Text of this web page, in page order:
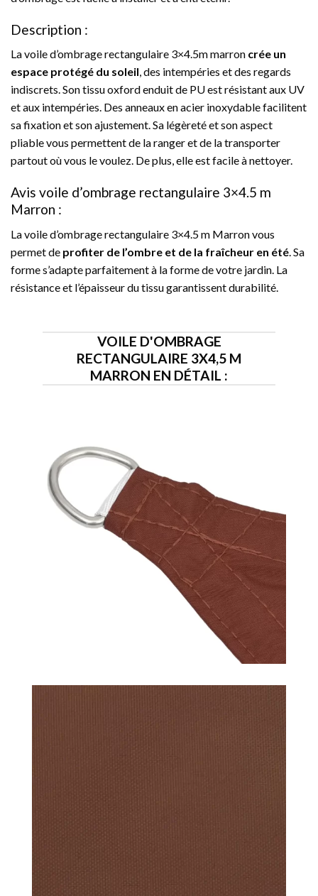
Description :
La voile d’ombrage rectangulaire 3×4.5m marron crée un
espace protégé du soleil, des intempéries et des regards
indiscrets. Son tissu oxford enduit de PU est résistant aux UV
et aux intempéries. Des anneaux en acier inoxydable facilitent
sa fixation et son ajustement. Sa légèreté et son aspect
pliable vous permettent de la ranger et de la transporter
partout où vous le voulez. De plus, elle est facile à nettoyer.
Avis voile d’ombrage rectangulaire 3×4.5 m
Marron :
La voile d’ombrage rectangulaire 3×4.5 m Marron vous
permet de profiter de l’ombre et de la fraîcheur en été . Sa
forme s’adapte parfaitement à la forme de votre jardin. La
résistance et l’épaisseur du tissu garantissent durabilité.
VOILE D'OMBRAGE
RECTANGULAIRE 3X4,5 M
MARRON EN DÉTAIL :